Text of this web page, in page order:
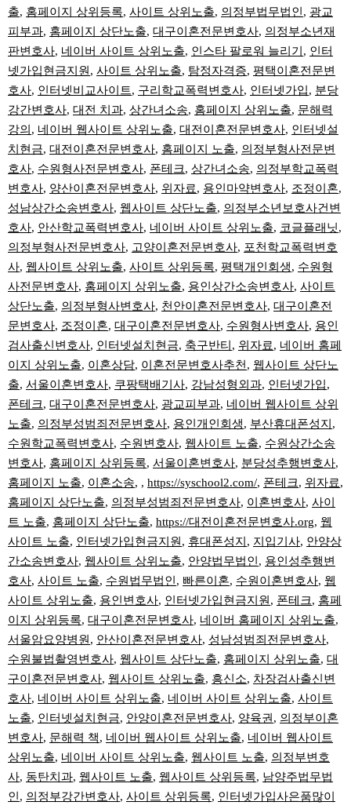
출, 홈페이지 상위등록, 사이트 상위노출, 의정부법무법인 , 광교
피부과, 홈페이지 상단노출, 대구이혼전문변호사, 의정부소년재
판변호사, 네이버 사이트 상위노출, 인스타 팔로워 늘리기 , 인터
넷가입현금지원 , 사이트 상위노출, 탐정자격증, 평택이혼전문변
호사, 인터넷비교사이트, 구리학교폭력변호사, 인터넷가입, 분당
강간변호사, 대전 치과, 상간녀소송, 홈페이지 상위노출, 문해력
강의 , 네이버 웹사이트 상위노출, 대전이혼전문변호사, 인터넷설
치현금, 대전이혼전문변호사, 홈페이지 노출, 의정부형사전문변
호사, 수원형사전문변호사, 폰테크, 상간녀소송, 의정부학교폭력
변호사, 양산이혼전문변호사, 위자료, 용인마약변호사, 조정이혼,
성남상간소송변호사, 웹사이트 상단노출, 의정부소년보호사건변
호사, 안산학교폭력변호사, 네이버 사이트 상위노출, 코글플래닛,
의정부형사전문변호사, 고양이혼전문변호사, 포천학교폭력변호
사, 웹사이트 상위노출, 사이트 상위등록, 평택개인회생, 수원형
사전문변호사, 홈페이지 상위노출, 용인상간소송변호사, 사이트
상단노출, 의정부형사변호사, 천안이혼전문변호사, 대구이혼전
문변호사, 조정이혼, 대구이혼전문변호사, 수원형사변호사, 용인
검사출신변호사, 인터넷설치현금, 축구반티 , 위자료, 네이버 홈페
이지 상위노출, 이혼상담, 이혼전문변호사추천 , 웹사이트 상단노
출, 서울이혼변호사, 쿠팡택배기사, 강남성형외과, 인터넷가입,
폰테크, 대구이혼전문변호사, 광교피부과, 네이버 웹사이트 상위
노출, 의정부성범죄전문변호사, 용인개인회생, 부산휴대폰성지 ,
수원학교폭력변호사, 수원변호사, 웹사이트 노출, 수원상간소송
변호사, 홈페이지 상위등록, 서울이혼변호사, 분당성추행변호사,
홈페이지 노출, 이혼소송, , https://syschool2.com/, 폰테크, 위자료,
홈페이지 상단노출, 의정부성범죄전문변호사, 이혼변호사, 사이
트 노출, 홈페이지 상단노출, https://대전이혼전문변호사.org, 웹
사이트 노출, 인터넷가입현금지원 , 휴대폰성지 , 지입기사, 안양상
간소송변호사, 웹사이트 상위노출, 안양법무법인 , 용인성추행변
호사, 사이트 노출, 수원법무법인 , 빠른이혼, 수원이혼변호사, 웹
사이트 상위노출, 용인변호사, 인터넷가입현금지원 , 폰테크, 홈페
이지 상위등록, 대구이혼전문변호사, 네이버 홈페이지 상위노출,
서울암요양병원 , 안산이혼전문변호사, 성남성범죄전문변호사,
수원불법촬영변호사, 웹사이트 상단노출, 홈페이지 상위노출, 대
구이혼전문변호사, 웹사이트 상위노출, 흥신소, 차장검사출신변
호사, 네이버 사이트 상위노출, 네이버 사이트 상위노출, 사이트
노출, 인터넷설치현금, 안양이혼전문변호사, 양육권 , 의정부이혼
변호사, 문해력 책, 네이버 웹사이트 상위노출, 네이버 웹사이트
상위노출, 네이버 사이트 상위노출, 웹사이트 노출, 의정부변호
사, 동탄치과, 웹사이트 노출, 웹사이트 상위등록, 남양주법무법
인 , 의정부강간변호사, 사이트 상위등록, 인터넷가입사은품많이